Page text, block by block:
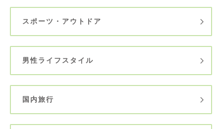
スポーツ・アウトドア
男性ライフスタイル
国内旅行